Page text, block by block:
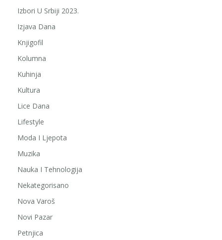
Izbori U Srbiji 2023.
Izjava Dana
Knjigofil
Kolumna
Kuhinja
Kultura
Lice Dana
Lifestyle
Moda I Ljepota
Muzika
Nauka I Tehnologija
Nekategorisano
Nova Varoš
Novi Pazar
Petnjica